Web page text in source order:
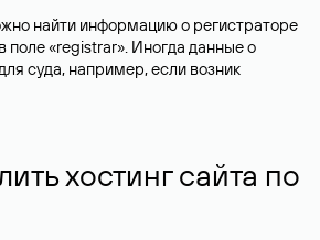
найти информацию о регистраторе
поле «registrar». Иногда данные о
суда, например, если возник
хостинг сайта по